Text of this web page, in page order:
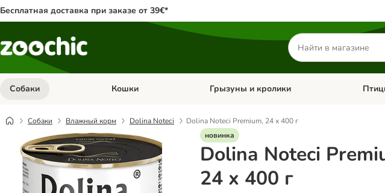
Бесплатная доставка при заказе от 39€*
Поиск
товаров
Собаки Откройте меню категории: Собаки
Кошки Откройте меню категории: Кошки
Грызуны и кролики
Собаки Влажный корм Dolina Noteci
Dolina Noteci Premium, 24 х 400 г
новинка
Dolina Noteci
24 х 400 г